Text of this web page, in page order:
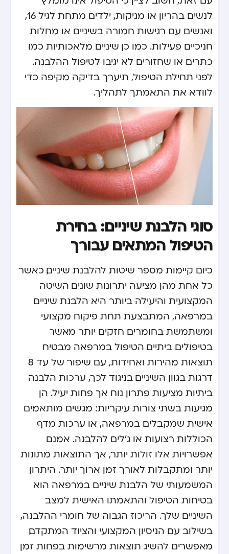
לנשים בהריון או מניקות, ילדים מתחת לגיל 16,
ואנשים עם רגישות חמורה בשיניים או מחלות
חניכיים פעילות. כמו כן, שיניים מלאכותיות כמו
כתרים או שחזורים לא יגיבו לטיפול ההלבנה.
לפני תחילת הטיפול, תיערך בדיקה מקיפה כדי
לוודא את התאמתך לתהליך.
סוגי הלבנת שיניים: בחירת
הטיפול המתאים עבורך
כיום קיימות מספר שיטות להלבנת שיניים, כאשר
כל אחת מהן מציעה יתרונות שונים. השיטה
המקצועית והיעילה ביותר היא הלבנת שיניים
במרפאה, המתבצעת תחת פיקוח מקצועי
ומשתמשת בחומרים חזקים יותר מאשר
בטיפולים ביתיים. הטיפול במרפאה מבטיח
תוצאות מהירות ואחידות, עם שיפור של עד 8
דרגות בגוון השיניים. בניגוד לכך, ערכות הלבנה
ביתיות מציעות פתרון נוח אך פחות יעיל. הן
מגיעות בשתי צורות עיקריות: מגשים מותאמים
אישית שמקבלים במרפאה, או ערכות מדף
הכוללות רצועות או ג’לים להלבנה. אמנם
אפשרויות אלו זולות יותר, אך התוצאות מתונות
יותר ומתקבלות לאורך זמן ארוך יותר. היתרון
המשמעותי של הלבנת שיניים במרפאה הוא
בטיחות הטיפול והתאמתו האישית למצב
השיניים שלך. הריכוז הגבוה של חומרי ההלבנה,
בשילוב עם הניסיון המקצועי והציוד המתקדם,
מאפשרים להשיג תוצאות מרשימות בפחות זמן